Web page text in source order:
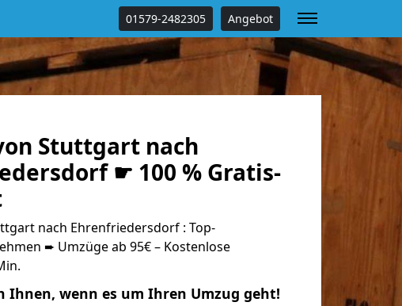
01579-2482305 Angebot
Stuttgart nach
☛ 100 % Gratis-
nach Ehrenfriedersdorf : Top-
➨ Umzüge ab 95€ – Kostenlose
Ihnen, wenn es um Ihren Umzug geht!